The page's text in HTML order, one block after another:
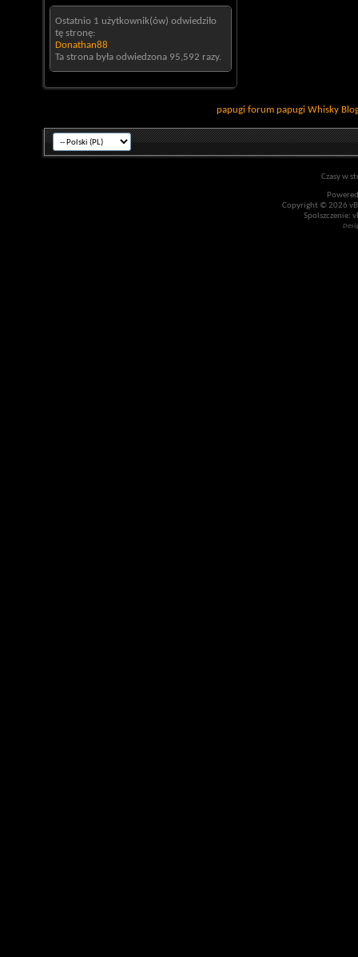
Ostatnio 1 użytkownik(ów) odwiedziło
tę stronę:
Donathan88
Ta strona była odwiedzona 95,592 razy.
papugi forum papugi Whisky
Czasy w
Copyright © 2026
Spolszczenie: